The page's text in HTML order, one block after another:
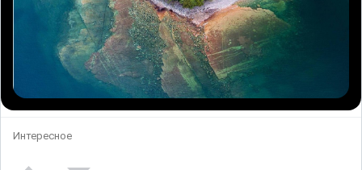
Интересное